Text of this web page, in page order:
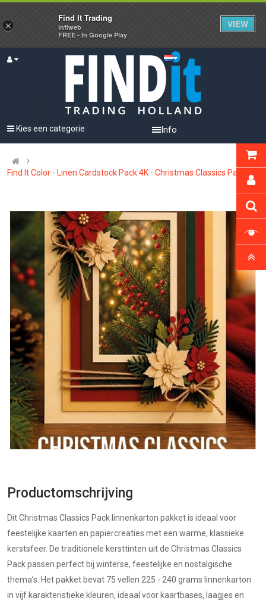
Info
Kies een categorie
Find It Color - Linen Cardstock Pack 4K - Christmas Classics Pack
Productomschrijving
Dit Christmas Classics Pack linnenkarton pakket is ideaal voor
feestelijke kaarten en papiercreaties met een warme, klassieke
kerstsfeer. De traditionele kersttinten uit de Christmas Classics
Pack passen perfect bij winterse, feestelijke en nostalgische
thema’s. Het pakket bevat 75 vellen 225 - 240 grams linnenkarton
in vijf karakteristieke kleuren, ideaal voor kaartbases, laagjes en
×
Find It Trading
infiweb
FREE - In Google Play
VIEW